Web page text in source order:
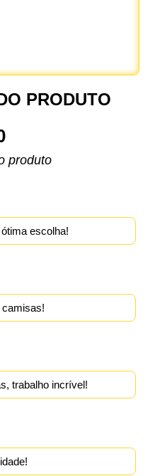
PRODUTO
produto
escolha!
camisas!
trabalho incrível!